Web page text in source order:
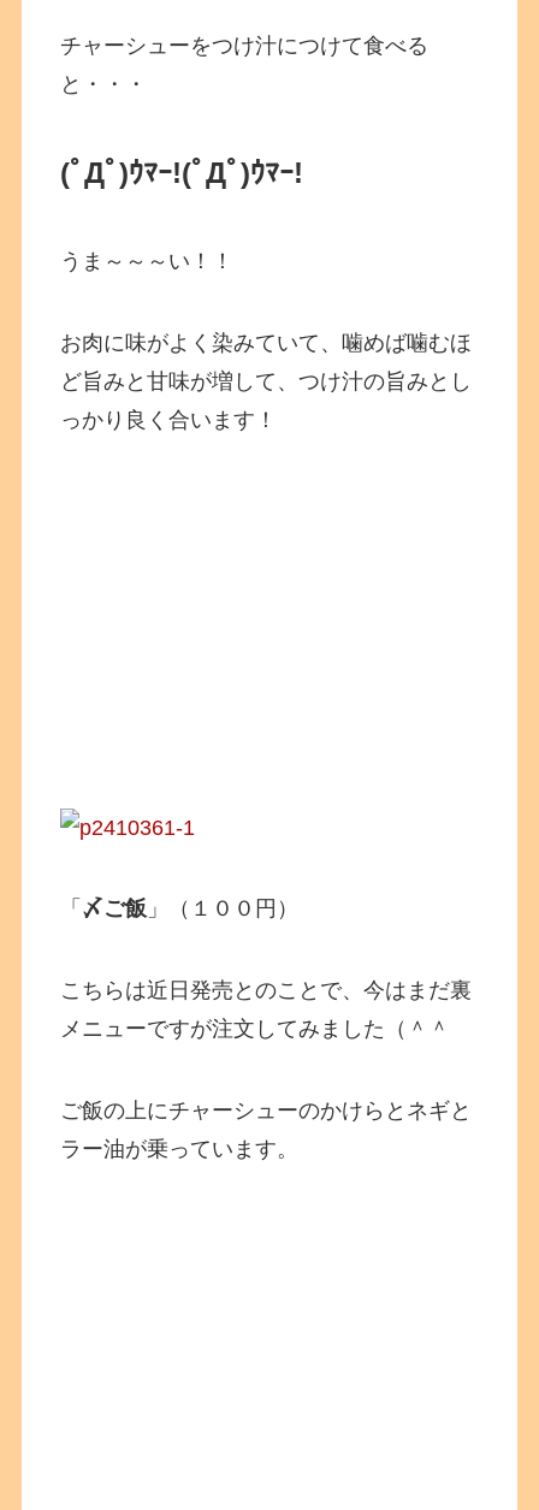
チャーシューをつけ汁につけて食べる
と・・・
(ﾟДﾟ)ｳﾏｰ!(ﾟДﾟ)ｳﾏｰ!
うま～～～い！！
お肉に味がよく染みていて、噛めば噛むほ
ど旨みと甘味が増して、つけ汁の旨みとし
っかり良く合います！
「 〆ご飯 」（１００円）
こちらは近日発売とのことで、今はまだ裏
メニューですが注文してみました（＾＾
ご飯の上にチャーシューのかけらとネギと
ラー油が乗っています。